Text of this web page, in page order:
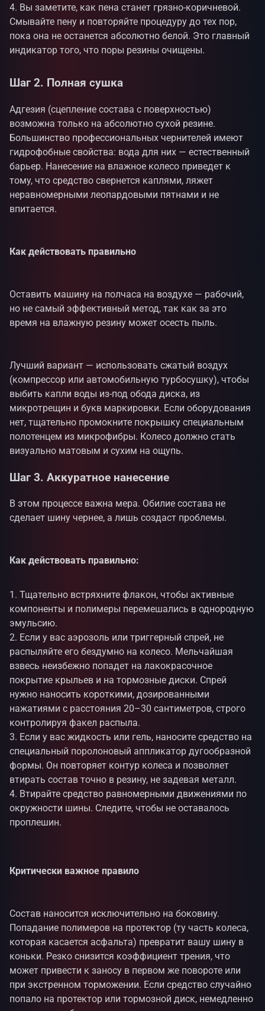
Вы заметите, как пена станет грязно-коричневой.
Смывайте пену и повторяйте процедуру до тех пор,
пока она не останется абсолютно белой. Это главный
индикатор того, что поры резины очищены.
Шаг 2. Полная сушка
Адгезия (сцепление состава с поверхностью)
возможна только на абсолютно сухой резине.
Большинство профессиональных чернителей имеют
гидрофобные свойства: вода для них — естественный
барьер. Нанесение на влажное колесо приведет к
тому, что средство свернется каплями, ляжет
неравномерными леопардовыми пятнами и не
впитается.
Как действовать правильно
Оставить машину на полчаса на воздухе — рабочий,
но не самый эффективный метод, так как за это
время на влажную резину может осесть пыль.
Лучший вариант — использовать сжатый воздух
(компрессор или автомобильную турбосушку), чтобы
выбить капли воды из-под обода диска, из
микротрещин и букв маркировки. Если оборудования
нет, тщательно промокните покрышку специальным
полотенцем из микрофибры. Колесо должно стать
визуально матовым и сухим на ощупь.
Шаг 3. Аккуратное нанесение
В этом процессе важна мера. Обилие состава не
сделает шину чернее, а лишь создаст проблемы.
Как действовать правильно:
Тщательно встряхните флакон, чтобы активные
компоненты и полимеры перемешались в однородную
эмульсию.
Если у вас аэрозоль или триггерный спрей, не
распыляйте его бездумно на колесо. Мельчайшая
взвесь неизбежно попадет на лакокрасочное
покрытие крыльев и на тормозные диски. Спрей
нужно наносить короткими, дозированными
нажатиями с расстояния 20–30 сантиметров, строго
контролируя факел распыла.
Если у вас жидкость или гель, наносите средство на
специальный поролоновый аппликатор дугообразной
формы. Он повторяет контур колеса и позволяет
втирать состав точно в резину, не задевая металл.
Втирайте средство равномерными движениями по
окружности шины. Следите, чтобы не оставалось
проплешин.
Критически важное правило
Состав наносится исключительно на боковину.
Попадание полимеров на протектор (ту часть колеса,
которая касается асфальта) превратит вашу шину в
коньки. Резко снизится коэффициент трения, что
может привести к заносу в первом же повороте или
при экстренном торможении. Если средство случайно
попало на протектор или тормозной диск, немедленно